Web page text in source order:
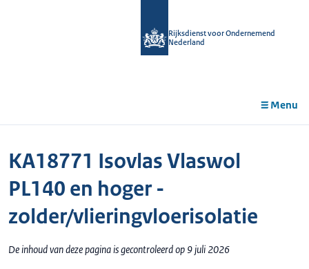
Rijksdienst voor Ondernemend
Nederland
Menu
KA18771 Isovlas Vlaswol
PL140 en hoger -
zolder/vlieringvloerisolatie
De inhoud van deze pagina is gecontroleerd op 9 juli 2026